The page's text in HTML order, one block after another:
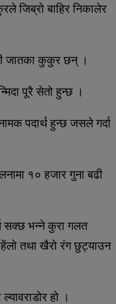
जिब्रो बाहिर निकालेर
जातका कुकुर छन् ।
पूरै सेतो हुन्छ ।
पदार्थ हुन्छ जसले गर्दा
१० हजार गुना बढी
सक्छ भन्ने कुरा गलत
तथा खैरो रंग छुट्याउन
हो ।